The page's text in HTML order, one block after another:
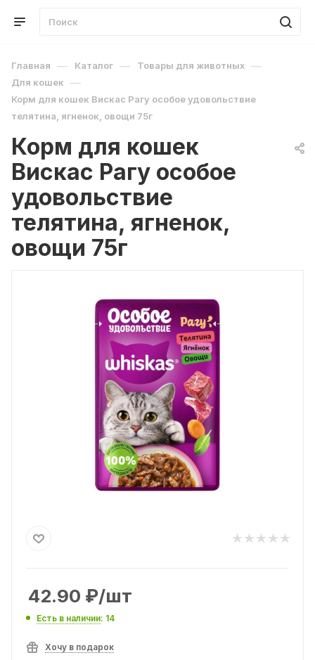
Главная — Каталог — Товары для животных —
Для кошек —
Корм для кошек Вискас Рагу особое удовольствие
телятина, ягненок, овощи 75г
Корм для кошек
Вискас Рагу особое
удовольствие
телятина, ягненок,
овощи 75г
42.90 ₽/шт
Есть в наличии: 14
Хочу в подарок